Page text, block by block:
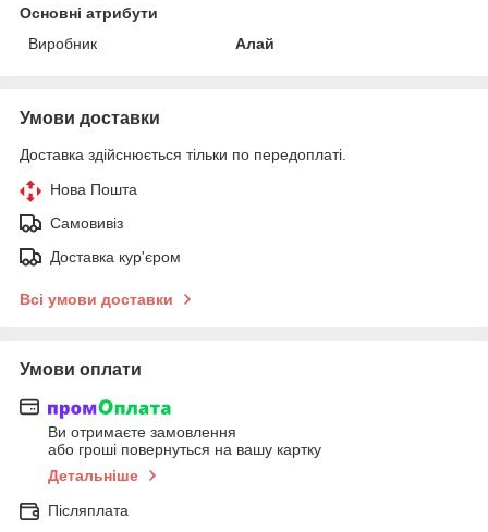
Основні атрибути
Виробник
Алай
Умови доставки
Доставка здійснюється тільки по передоплаті.
Нова Пошта
Самовивіз
Доставка кур'єром
Всі умови доставки
Умови оплати
Ви отримаєте замовлення
або гроші повернуться на вашу картку
Детальніше
Післяплата